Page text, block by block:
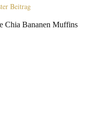
Beitrag
Chia Bananen Muffins